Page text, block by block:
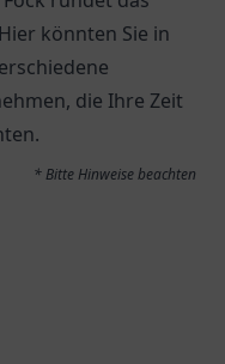
könnten Sie in
die Ihre Zeit
* Bitte Hinweise beachten